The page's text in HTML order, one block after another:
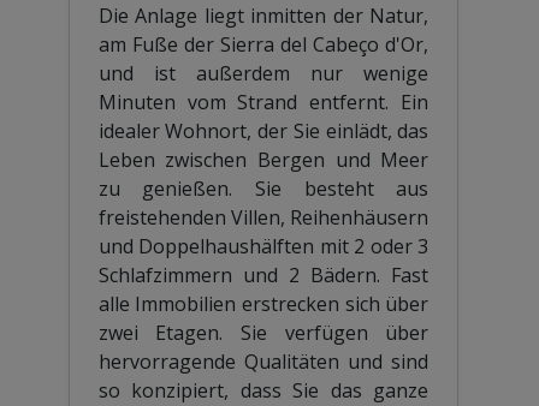
Die Anlage liegt inmitten der Natur,
am Fuße der Sierra del Cabeço d'Or,
und ist außerdem nur wenige
Minuten vom Strand entfernt. Ein
idealer Wohnort, der Sie einlädt, das
Leben zwischen Bergen und Meer
zu genießen. Sie besteht aus
freistehenden Villen, Reihenhäusern
und Doppelhaushälften mit 2 oder 3
Schlafzimmern und 2 Bädern. Fast
alle Immobilien erstrecken sich über
zwei Etagen. Sie verfügen über
hervorragende Qualitäten und sind
so konzipiert, dass Sie das ganze